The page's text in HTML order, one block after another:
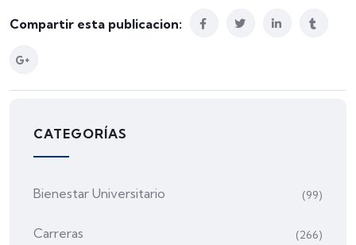
Compartir esta publicacion:
CATEGORÍAS
Bienestar Universitario (99)
Carreras (266)